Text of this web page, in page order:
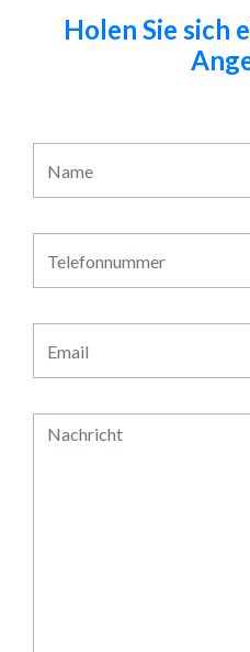
Holen Sie sich